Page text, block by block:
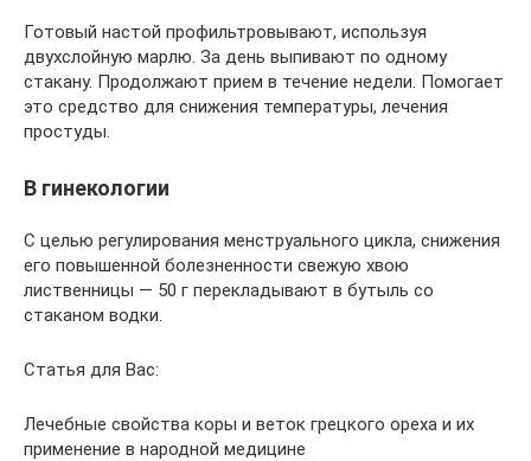
Готовый настой профильтровывают, используя
двухслойную марлю. За день выпивают по одному
стакану. Продолжают прием в течение недели. Помогает
это средство для снижения температуры, лечения
простуды.
В гинекологии
С целью регулирования менструального цикла, снижения
его повышенной болезненности свежую хвою
лиственницы — 50 г перекладывают в бутыль со
стаканом водки.
Статья для Вас:
Лечебные свойства коры и веток грецкого ореха и их
применение в народной медицине